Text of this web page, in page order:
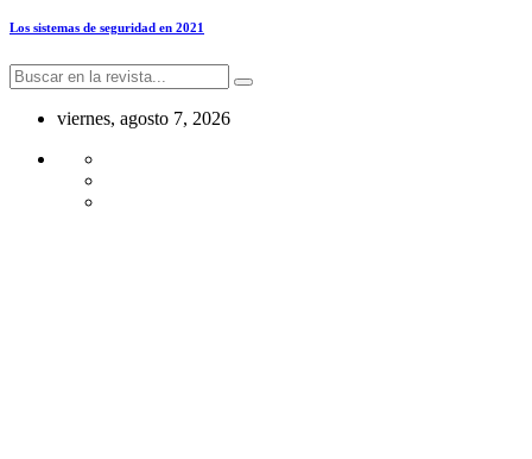
Los sistemas de seguridad en 2021
viernes, agosto 7, 2026